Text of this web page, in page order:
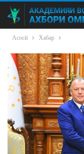
Асосӣ Хабар